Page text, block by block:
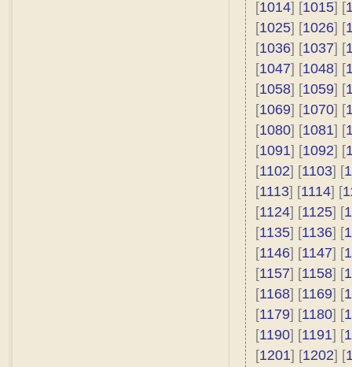
[1014] [1015] [
[1025] [1026] [
[1036] [1037] [
[1047] [1048] [
[1058] [1059] [
[1069] [1070] [
[1080] [1081] [
[1091] [1092] [
[1102] [1103] [
[1113] [1114] [
[1124] [1125] [
[1135] [1136] [
[1146] [1147] [
[1157] [1158] [
[1168] [1169] [
[1179] [1180] [
[1190] [1191] [
[1201] [1202] [